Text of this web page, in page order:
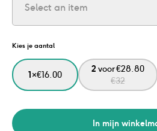
Select an item
Kies je aantal
1×€16.00
2 voor€28.80
€32
In mijn